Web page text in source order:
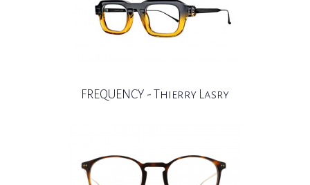
FREQUENCY - Thierry Lasry